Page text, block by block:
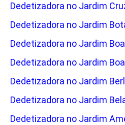
Dedetizadora no Jardim
Dedetizadora no Jardim
Dedetizadora no Jardim
Dedetizadora no Jardim
Dedetizadora no Jardim
Dedetizadora no Jardim
Dedetizadora no Jardim